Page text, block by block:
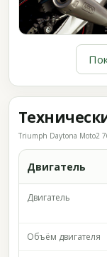
Triumph Daytona Moto2
Двигатель
Двигатель
Объём двигателя